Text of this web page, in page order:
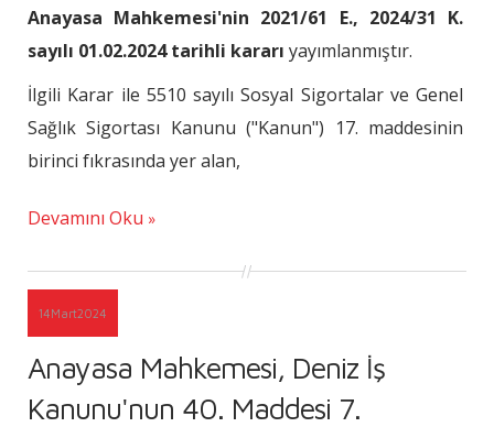
Anayasa Mahkemesi'nin 2021/61 E., 2024/31 K.
sayılı 01.02.2024 tarihli kararı yayımlanmıştır.
İlgili Karar ile 5510 sayılı Sosyal Sigortalar ve Genel
Sağlık Sigortası Kanunu ("Kanun") 17. maddesinin
birinci fıkrasında yer alan,
Devamını Oku
14Mart2024
Anayasa Mahkemesi, Deniz İş
Kanunu'nun 40. Maddesi 7.